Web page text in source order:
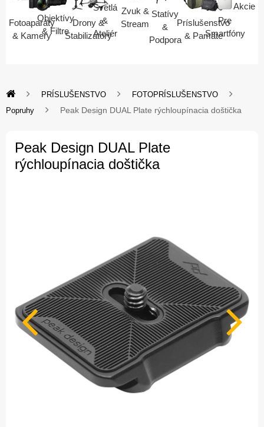
Fotoaparáty
& Kamery
Objektívy
& Filtre
Drony &
Stabilizátory
Svetlá
&
Ateliér
Zvuk &
Stream
Statívy
&
Podpora
Príslušenstvo
& Pamäte
Pre
Smartfóny
Akcie
PRÍSLUŠENSTVO
FOTOPRÍSLUŠENSTVO
Popruhy
Peak Design DUAL Plate rýchloupínacia doštička
Peak Design DUAL Plate
rýchloupínacia doštička